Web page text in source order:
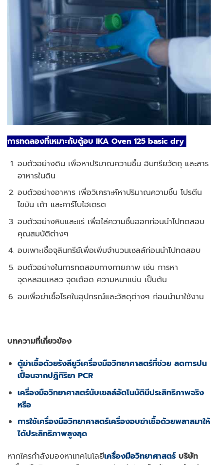
การทดลองที่เหมาะกับตู้อบ IKA Oven 125 basic dry
อบตัวอย่างดิน เพื่อหาปริมาณความชื้น อินทรียวัตถุ และสาร
อาหารในดิน
อบตัวอย่างอาหาร เพื่อวิเคราะห์หาปริมาณความชื้น โปรตีน
ไขมัน เถ้า และคาร์โบไฮเดรต
อบตัวอย่างหินและแร่ เพื่อไล่ความชื้นออกก่อนนำไปทดสอบ
คุณสมบัติต่างๆ
อบเพาะเชื้อจุลินทรีย์เพื่อเพิ่มจำนวนเซลล์ก่อนนำไปทดสอบ
อบตัวอย่างในการทดสอบทางกายภาพ เช่น การหา
จุดหลอมเหลว จุดเดือด ความหนาแน่น เป็นต้น
อบเพื่อฆ่าเชื้อโรคในอุปกรณ์และวัสดุต่างๆ ก่อนนํามาใช้งาน
บทความที่เกี่ยวข้อง
ตู้ฆ่าเชื้อด้วยรังสียูวีเครื่องมือวิทยาศาสตร์ที่ช่วย ลดการปน
เปื้อนจากปฏิกิริยา PCR
เครื่องมือวิทยาศาสตร์นับเซลล์อัตโนมัติมีประสิทธิภาพจริง
หรือ
การใช้เครื่องมือวิทยาศาสตร์เครื่องอบฆ่าเชื้อด้วยพลาสมาให้
ได้ประสิทธิภาพสูงสุด
หากใครกำลังมองหาเทคโนโลยีเครื่องมือวิทยาศาสตร์ บริษัท